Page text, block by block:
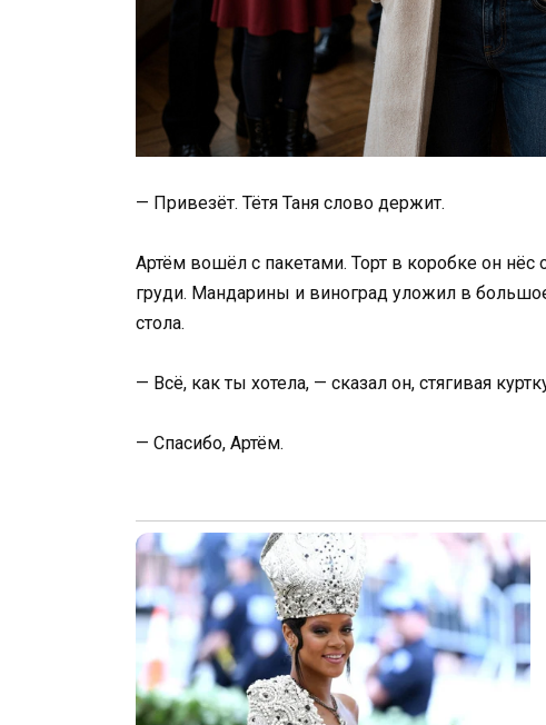
— Привезёт. Тётя Таня слово держит.
Артём вошёл с пакетами. Торт в коробке он
груди. Мандарины и виноград уложил в
стола.
— Всё, как ты хотела, — сказал он, стягивая
— Спасибо, Артём.